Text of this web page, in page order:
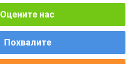
Оцените нас
Похвалите